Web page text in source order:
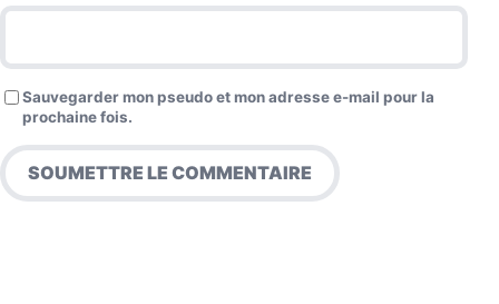
Sauvegarder mon pseudo et mon adresse e-mail pour la
prochaine fois.